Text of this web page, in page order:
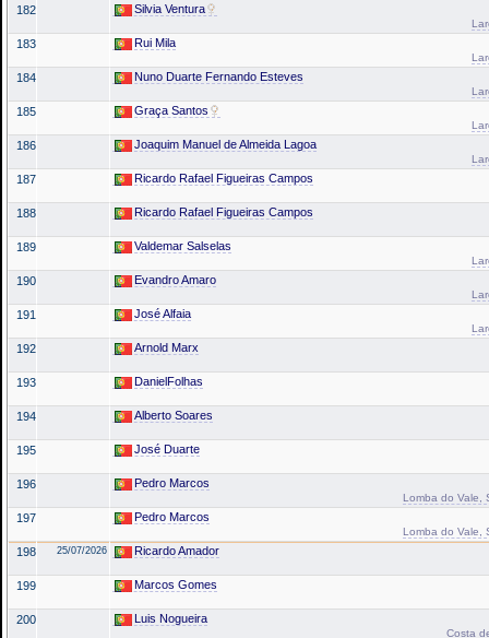
182 Silvia Ventura
183 Rui Mila
184 Nuno Duarte Fernando Esteves
185 Graça Santos
186 Joaquim Manuel de Almeida Lagoa
187 Ricardo Rafael Figueiras Campos
188 Ricardo Rafael Figueiras Campos
189 Valdemar Salselas
190 Evandro Amaro
191 José Alfaia
192 Arnold Marx
193 DanielFolhas
194 Alberto Soares
195 José Duarte
196 Pedro Marcos
Lomba do Vale,
197 Pedro Marcos
Lomba do Vale,
198 25/07/2026 Ricardo Amador
199 Marcos Gomes
200 Luis Nogueira
Costa